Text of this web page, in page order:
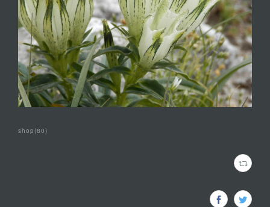
shop (80)